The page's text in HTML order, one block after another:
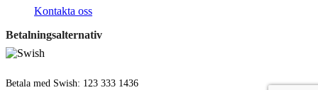
Kontakta oss
Betalningsalternativ
Betala med Swish: 123 333 1436